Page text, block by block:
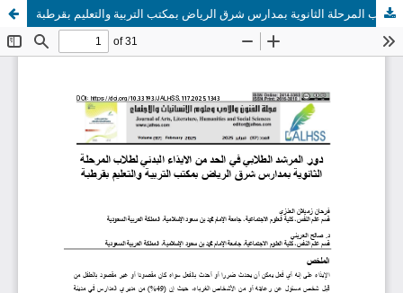
دور المرشد الطلابي في الحد من الايذاء البدني لطلاب المرحلة الثانوية بمدارس شرق الرياض بمكتب التربية والتعليم بقرطبة